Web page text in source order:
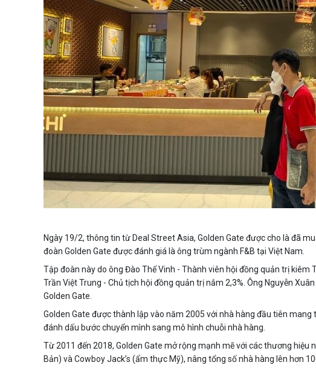
Ngày 19/2, thông tin từ Deal Street Asia, Golden Gate được cho là đã
đoàn Golden Gate được đánh giá là ông trùm ngành F&B tại Việt Nam.
Tập đoàn này do ông Đào Thế Vinh - Thành viên hội đồng quản trị kiêm
Trần Việt Trung - Chủ tịch hội đồng quản trị nắm 2,3%. Ông Nguyễn
Golden Gate.
Golden Gate được thành lập vào năm 2005 với nhà hàng đầu tiên
đánh dấu bước chuyển mình sang mô hình chuỗi nhà hàng.
Từ 2011 đến 2018, Golden Gate mở rộng mạnh mẽ với các thương
Bản) và Cowboy Jack’s (ẩm thực Mỹ), nâng tổng số nhà hàng lên hơn